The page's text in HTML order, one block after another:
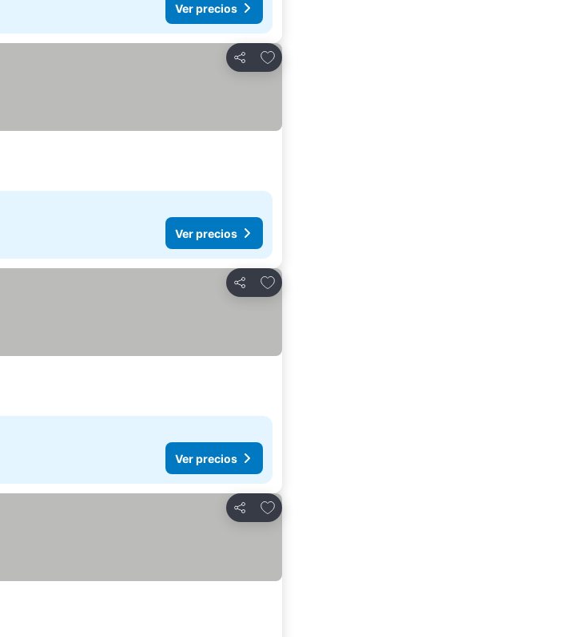
Ver precios
Compartir
Agregar a favoritos
Ver precios
Compartir
Agregar a favoritos
Ver precios
Compartir
Agregar a favoritos